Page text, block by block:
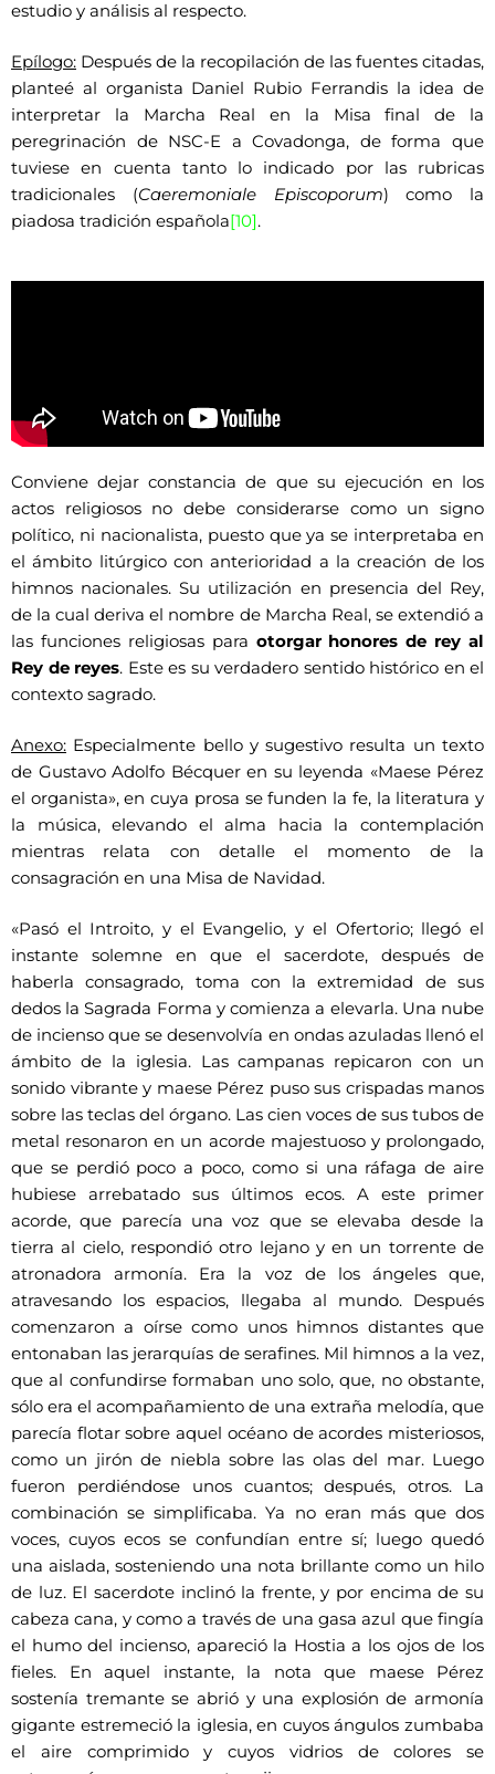
estudio y análisis al respecto.
Epílogo: Después de la recopilación de las fuentes citadas,
planteé al organista Daniel Rubio Ferrandis la idea de
interpretar la Marcha Real en la Misa final de la
peregrinación de NSC-E a Covadonga, de forma que
tuviese en cuenta tanto lo indicado por las rubricas
tradicionales (Caeremoniale Episcoporum) como la
piadosa tradición española[10].
Conviene dejar constancia de que su ejecución en los
actos religiosos no debe considerarse como un signo
político, ni nacionalista, puesto que ya se interpretaba en
el ámbito litúrgico con anterioridad a la creación de los
himnos nacionales. Su utilización en presencia del Rey,
de la cual deriva el nombre de Marcha Real, se extendió a
las funciones religiosas para otorgar honores de rey al
Rey de reyes. Este es su verdadero sentido histórico en el
contexto sagrado.
Anexo: Especialmente bello y sugestivo resulta un texto
de Gustavo Adolfo Bécquer en su leyenda «Maese Pérez
el organista», en cuya prosa se funden la fe, la literatura y
la música, elevando el alma hacia la contemplación
mientras relata con detalle el momento de la
consagración en una Misa de Navidad.
«Pasó el Introito, y el Evangelio, y el Ofertorio; llegó el
instante solemne en que el sacerdote, después de
haberla consagrado, toma con la extremidad de sus
dedos la Sagrada Forma y comienza a elevarla. Una nube
de incienso que se desenvolvía en ondas azuladas llenó el
ámbito de la iglesia. Las campanas repicaron con un
sonido vibrante y maese Pérez puso sus crispadas manos
sobre las teclas del órgano. Las cien voces de sus tubos de
metal resonaron en un acorde majestuoso y prolongado,
que se perdió poco a poco, como si una ráfaga de aire
hubiese arrebatado sus últimos ecos. A este primer
acorde, que parecía una voz que se elevaba desde la
tierra al cielo, respondió otro lejano y en un torrente de
atronadora armonía. Era la voz de los ángeles que,
atravesando los espacios, llegaba al mundo. Después
comenzaron a oírse como unos himnos distantes que
entonaban las jerarquías de serafines. Mil himnos a la vez,
que al confundirse formaban uno solo, que, no obstante,
sólo era el acompañamiento de una extraña melodía, que
parecía flotar sobre aquel océano de acordes misteriosos,
como un jirón de niebla sobre las olas del mar. Luego
fueron perdiéndose unos cuantos; después, otros. La
combinación se simplificaba. Ya no eran más que dos
voces, cuyos ecos se confundían entre sí; luego quedó
una aislada, sosteniendo una nota brillante como un hilo
de luz. El sacerdote inclinó la frente, y por encima de su
cabeza cana, y como a través de una gasa azul que fingía
el humo del incienso, apareció la Hostia a los ojos de los
fieles. En aquel instante, la nota que maese Pérez
sostenía tremante se abrió y una explosión de armonía
gigante estremeció la iglesia, en cuyos ángulos zumbaba
el aire comprimido y cuyos vidrios de colores se